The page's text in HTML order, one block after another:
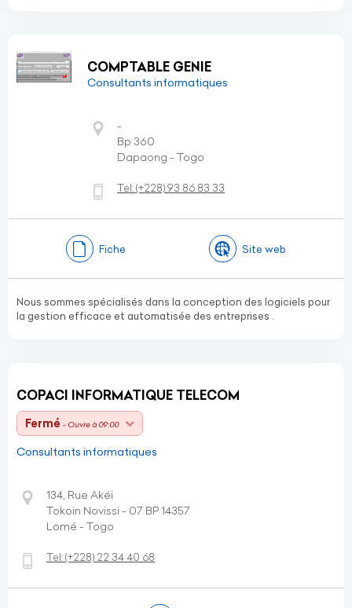
COMPTABLE GENIE
Consultants informatiques
-
Bp 360
Dapaong - Togo
Tel:(+228)93 86 83 33
Fiche Site web
Nous sommes spécialisés dans la conception des logiciels pour
la gestion efficace et automatisée des entreprises .
COPACI INFORMATIQUE TELECOM
Fermé - Ouvre à 09:00
Consultants informatiques
134, Rue Akéi
Tokoin Novissi - 07 BP 14357
Lomé - Togo
Tel:(+228) 22 34 40 68